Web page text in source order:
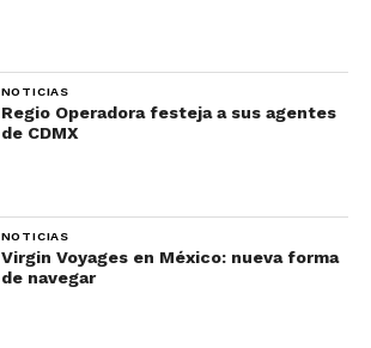
NOTICIAS
Regio Operadora festeja a sus agentes
de CDMX
NOTICIAS
Virgin Voyages en México: nueva forma
de navegar